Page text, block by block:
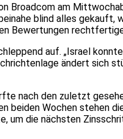
Broadcom am
blind alles
Bewertungen
auf. „Israel
ändert sich
nach den zuletzt
Wochen stehen
um die nächsten